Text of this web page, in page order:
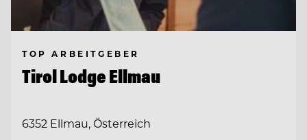
TOP ARBEITGEBER
Tirol Lodge Ellmau
6352 Ellmau, Österreich